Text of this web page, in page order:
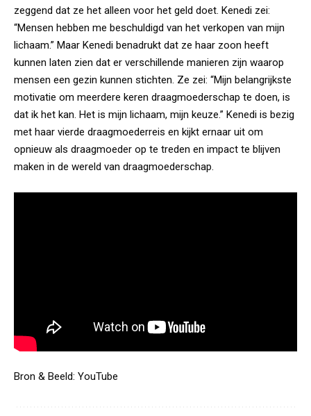
zeggend dat ze het alleen voor het geld doet. Kenedi zei:
“Mensen hebben me beschuldigd van het verkopen van mijn
lichaam.” Maar Kenedi benadrukt dat ze haar zoon heeft
kunnen laten zien dat er verschillende manieren zijn waarop
mensen een gezin kunnen stichten. Ze zei: “Mijn belangrijkste
motivatie om meerdere keren draagmoederschap te doen, is
dat ik het kan. Het is mijn lichaam, mijn keuze.” Kenedi is bezig
met haar vierde draagmoederreis en kijkt ernaar uit om
opnieuw als draagmoeder op te treden en impact te blijven
maken in de wereld van draagmoederschap.
Bron & Beeld: YouTube